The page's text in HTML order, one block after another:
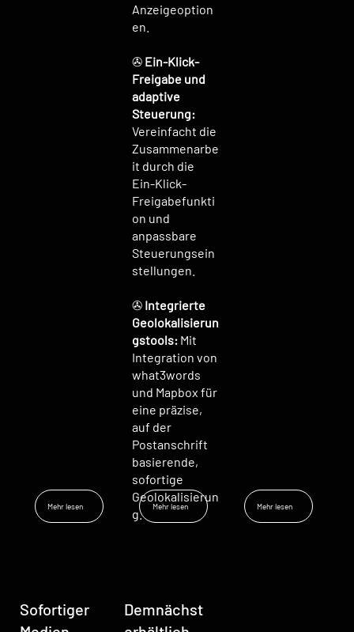
Mehr lesen
Anzeigeoption
en.
✇ Ein-Klick-
Freigabe und
adaptive
Steuerung:
Vereinfacht die
Zusammenarbe
it durch die
Ein-Klick-
Freigabefunkti
on und
anpassbare
Steuerungsein
stellungen.
✇ Integrierte
Geolokalisierun
gstools: Mit
Integration von
what3words
und Mapbox für
eine präzise,
auf der
Postanschrift
basierende,
sofortige
Geolokalisierun
g.
Mehr lesen Mehr lesen
Sofortiger
Demnächst